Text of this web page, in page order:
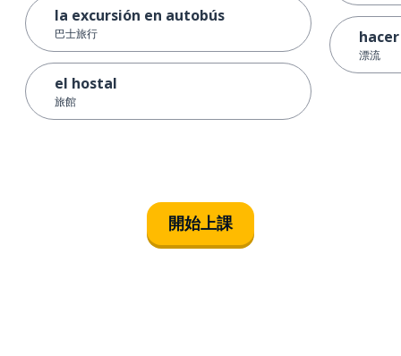
la excursión en autobús
巴士旅行
el hostal
旅館
漂流
開始上課